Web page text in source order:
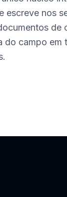
escreve nos
de
campo em